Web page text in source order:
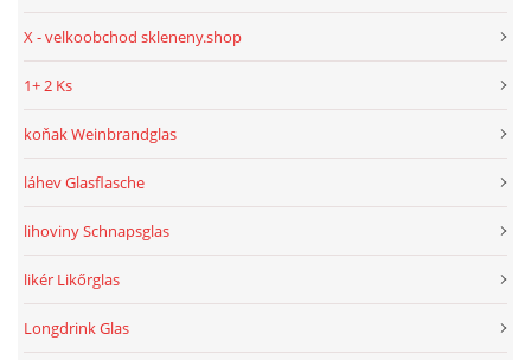
X - velkoobchod skleneny.shop
1+ 2 Ks
koňak Weinbrandglas
láhev Glasflasche
lihoviny Schnapsglas
likér Likőrglas
Longdrink Glas